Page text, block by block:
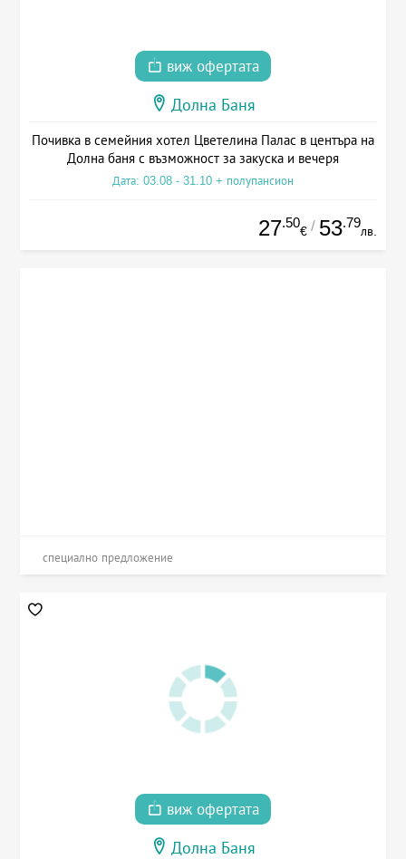
виж офертата
Долна Баня
Почивка в семейния хотел Цветелина Палас в центъра на
Долна баня с възможност за закуска и вечеря
Дата: 03.08 - 31.10 + полупансион
27.50
€ / 53.79
лв.
специално предложение
виж офертата
Долна Баня